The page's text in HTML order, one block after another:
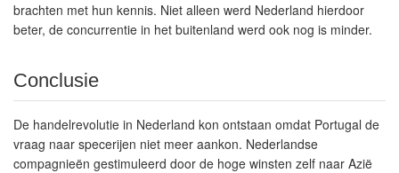
brachten met hun kennis. Niet alleen werd Nederland hierdoor
beter, de concurrentie in het buitenland werd ook nog is minder.
Conclusie
De handelrevolutie in Nederland kon ontstaan omdat Portugal de
vraag naar specerijen niet meer aankon. Nederlandse
compagnieën gestimuleerd door de hoge winsten zelf naar Azië